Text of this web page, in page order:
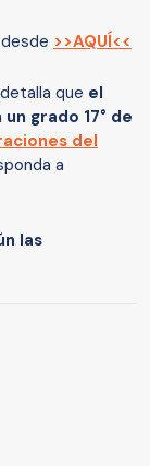
>>AQUÍ<<
detalla que el
grado 17° de
del
a
las